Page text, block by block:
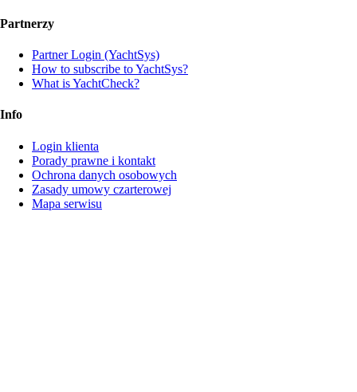
Partnerzy
Partner Login (YachtSys)
How to subscribe to YachtSys?
What is YachtCheck?
Info
Login klienta
Porady prawne i kontakt
Ochrona danych osobowych
Zasady umowy czarterowej
Mapa serwisu